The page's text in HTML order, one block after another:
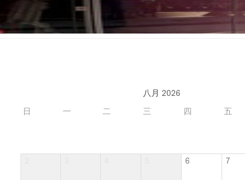
八月 2026
日
一 二 三 四 五
6 7